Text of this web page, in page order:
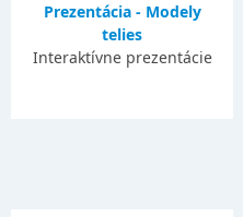
Prezentácia - Modely
telies
Interaktívne prezentácie